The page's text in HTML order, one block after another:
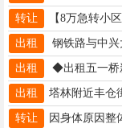
转让
出租
出租
出租
转让